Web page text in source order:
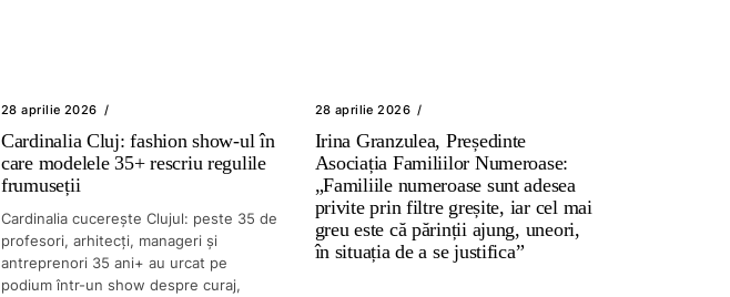
28 aprilie 2026
Cardinalia Cluj: fashion show-ul în
care modelele 35+ rescriu regulile
frumuseții
Cardinalia cucerește Clujul: peste 35 de
profesori, arhitecți, manageri și
antreprenori 35 ani+ au urcat pe
podium într-un show despre curaj,
28 aprilie 2026
Irina Granzulea, Președinte
Asociația Familiilor Numeroase:
„Familiile numeroase sunt adesea
privite prin filtre greșite, iar cel mai
greu este că părinții ajung, uneori,
în situația de a se justifica”